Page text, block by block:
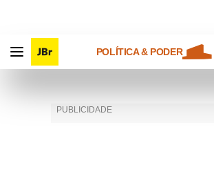
POLÍTICA & PODER